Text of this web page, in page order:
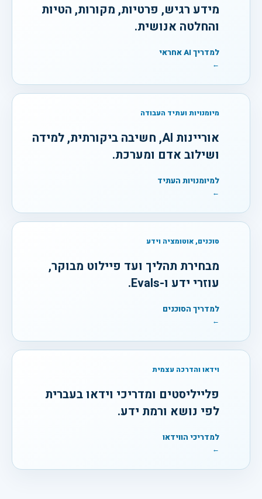
מידע רגיש, פרטיות, מקורות, הטיות
והחלטה אנושית.
למדריך AI אחראי
←
מיומנויות ועתיד העבודה
אוריינות AI, חשיבה ביקורתית, למידה
ושילוב אדם ומערכת.
למיומנויות העתיד
←
סוכנים, אוטומציה וידע
מבחירת תהליך ועד פיילוט מבוקר,
עוזרי ידע ו-Evals.
למדריך הסוכנים
←
וידאו והדרכה עצמית
פלייליסטים ומדריכי וידאו בעברית
לפי נושא ורמת ידע.
למדריכי הווידאו
←